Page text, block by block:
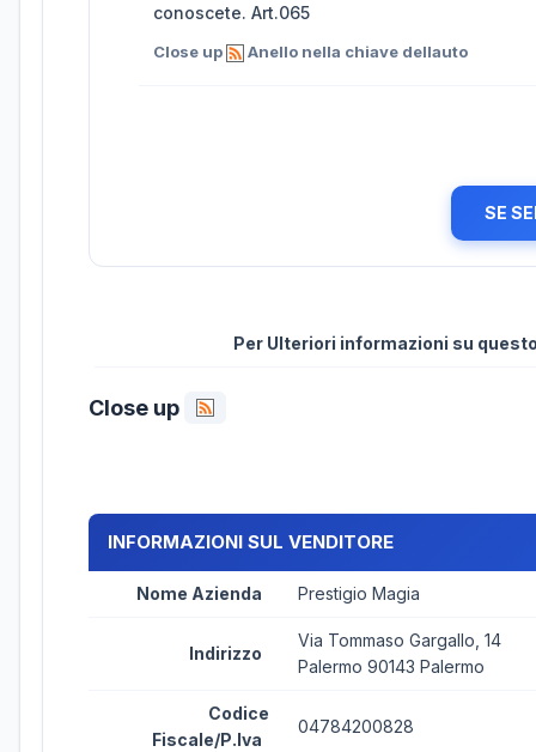
conoscete. Art.065
Close up Anello nella chiave dellauto
SE
Per Ulteriori informazioni su
Close up
INFORMAZIONI SUL VENDITORE
Nome Azienda Prestigio Magia
Indirizzo
Via Tommaso Gargallo, 14
Palermo 90143 Palermo
Codice
Fiscale/P.Iva
04784200828